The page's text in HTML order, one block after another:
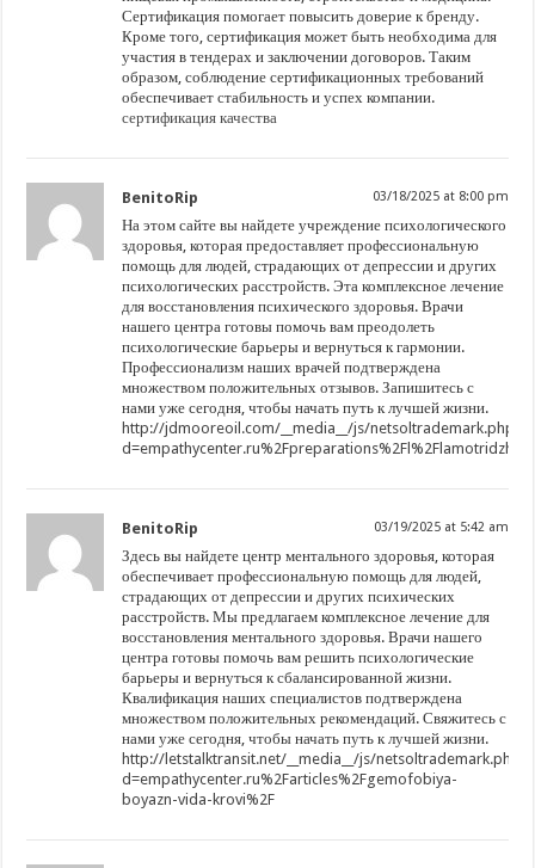
Сертификация помогает повысить доверие к бренду.
Кроме того, сертификация может быть необходима для
участия в тендерах и заключении договоров. Таким
образом, соблюдение сертификационных требований
обеспечивает стабильность и успех компании.
сертификация качества
BenitoRip 03/18/2025 at 8:00 pm
На этом сайте вы найдете учреждение психологического
здоровья, которая предоставляет профессиональную
помощь для людей, страдающих от депрессии и других
психологических расстройств. Эта комплексное лечение
для восстановления психического здоровья. Врачи
нашего центра готовы помочь вам преодолеть
психологические барьеры и вернуться к гармонии.
Профессионализм наших врачей подтверждена
множеством положительных отзывов. Запишитесь с
нами уже сегодня, чтобы начать путь к лучшей жизни.
http://jdmooreoil.com/__media__/js/netsoltrademark.php?
BenitoRip 03/19/2025 at 5:42 am
Здесь вы найдете центр ментального здоровья, которая
обеспечивает профессиональную помощь для людей,
страдающих от депрессии и других психических
расстройств. Мы предлагаем комплексное лечение для
восстановления ментального здоровья. Врачи нашего
центра готовы помочь вам решить психологические
барьеры и вернуться к сбалансированной жизни.
Квалификация наших специалистов подтверждена
множеством положительных рекомендаций. Свяжитесь с
нами уже сегодня, чтобы начать путь к лучшей жизни.
http://letstalktransit.net/__media__/js/netsoltrademark.php?
d=empathycenter.ru%2Farticles%2Fgemofobiya-
boyazn-vida-krovi%2F